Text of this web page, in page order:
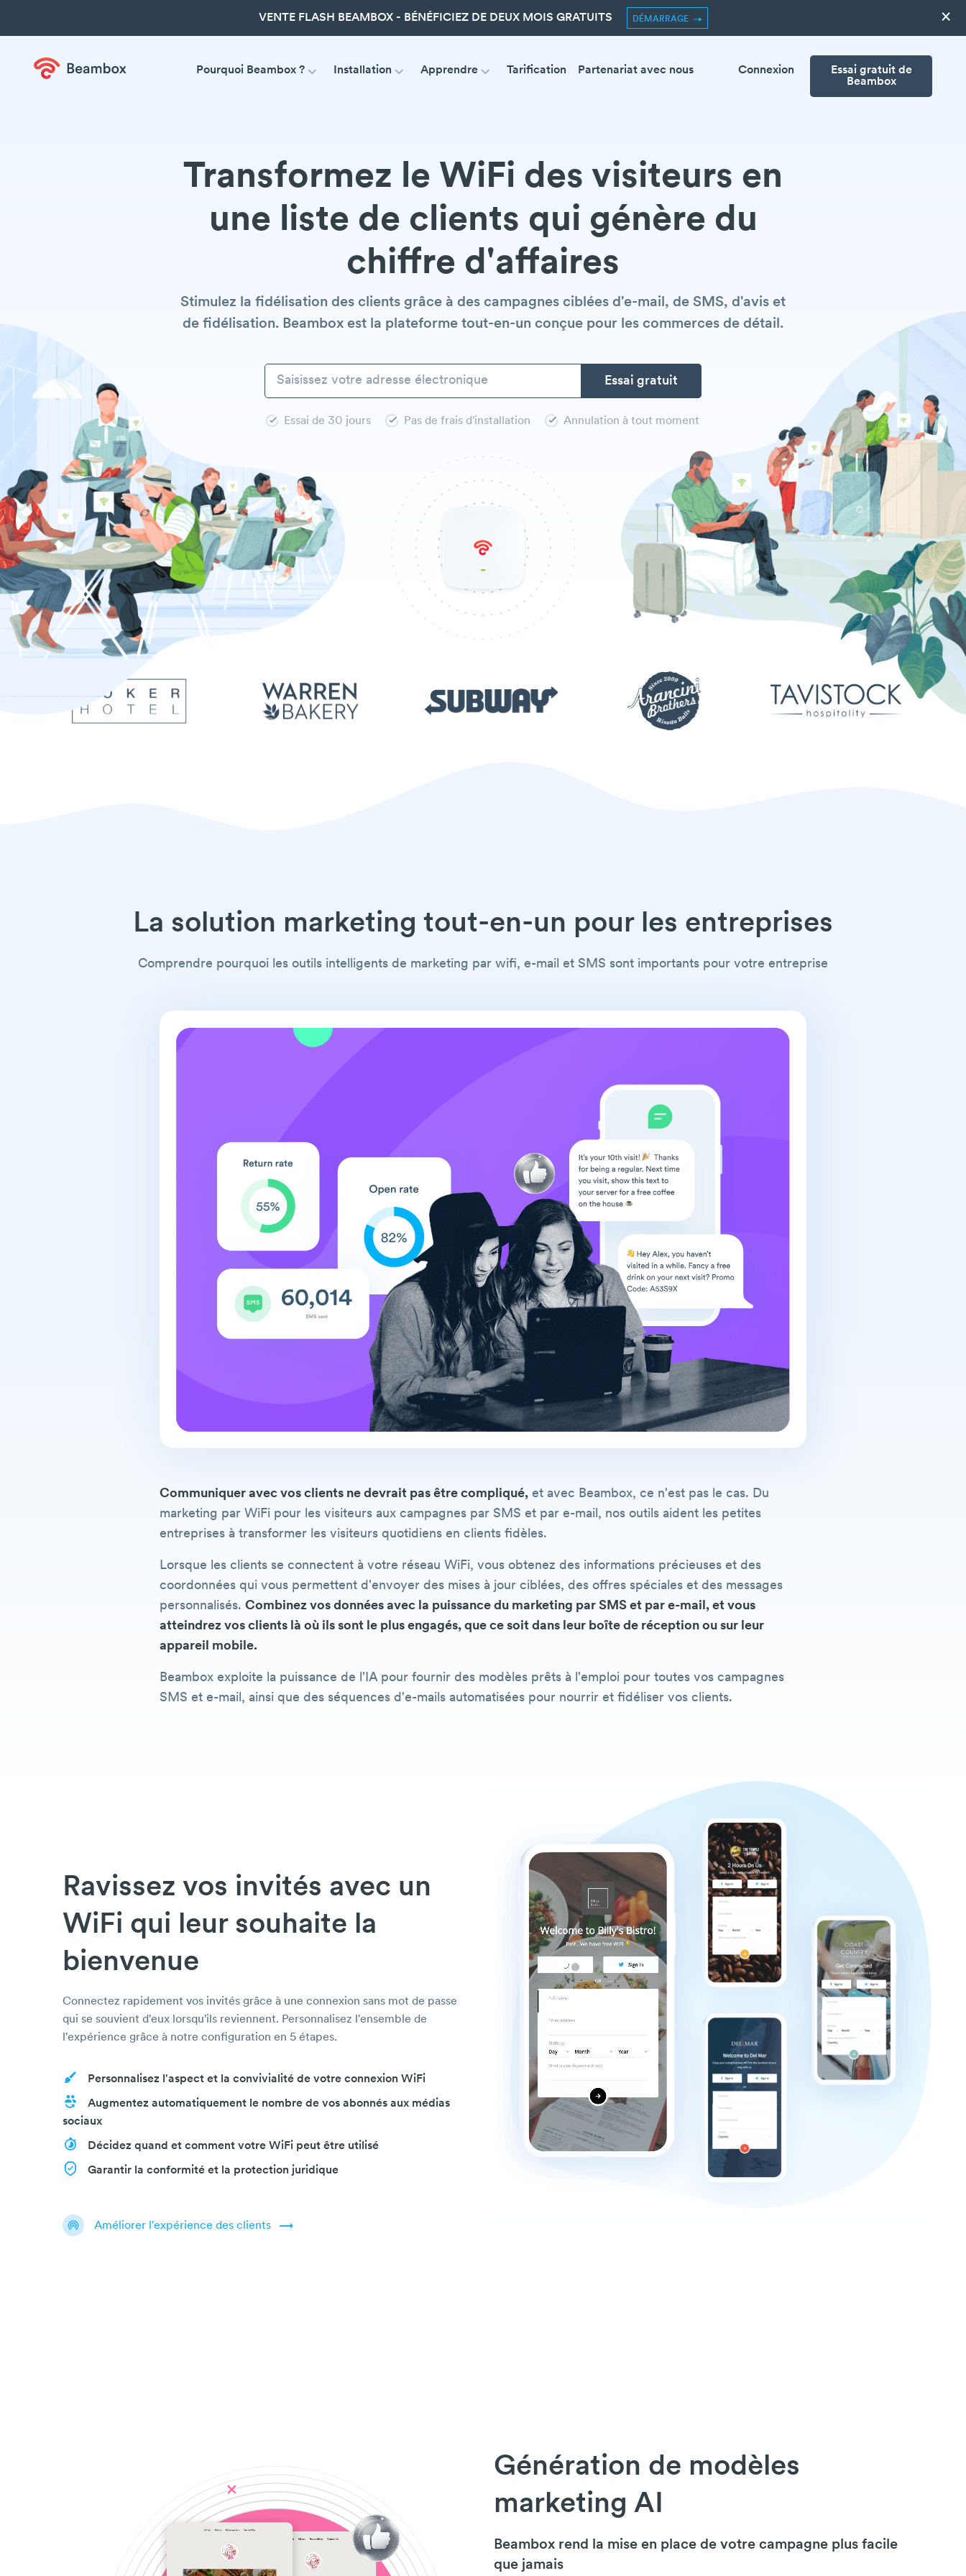
VENTE FLASH BEAMBOX - BÉNÉFICIEZ DE DEUX MOIS GRATUITS DÉMARRAGE ×
Pourquoi Beambox ? Installation Apprendre Tarification Partenariat avec nous
Essai gratuit de
Beambox
Connexion
Transformez le WiFi des visiteurs en
une liste de clients qui génère du
chiffre d'affaires
Stimulez la fidélisation des clients grâce à des campagnes ciblées d'e-mail, de SMS, d'avis et
de fidélisation. Beambox est la plateforme tout-en-un conçue pour les commerces de détail.
Essai de 30 jours Pas de frais d'installation Annulation à tout moment
La solution marketing tout-en-un pour les entreprises
Comprendre pourquoi les outils intelligents de marketing par wifi, e-mail et SMS sont importants pour votre entreprise
Communiquer avec vos clients ne devrait pas être compliqué, et avec Beambox, ce n'est pas le cas. Du
marketing par WiFi pour les visiteurs aux campagnes par SMS et par e-mail, nos outils aident les petites
entreprises à transformer les visiteurs quotidiens en clients fidèles.
Lorsque les clients se connectent à votre réseau WiFi, vous obtenez des informations précieuses et des
coordonnées qui vous permettent d'envoyer des mises à jour ciblées, des offres spéciales et des messages
personnalisés. Combinez vos données avec la puissance du marketing par SMS et par e-mail, et vous
atteindrez vos clients là où ils sont le plus engagés, que ce soit dans leur boîte de réception ou sur leur
appareil mobile.
Beambox exploite la puissance de l'IA pour fournir des modèles prêts à l'emploi pour toutes vos campagnes
SMS et e-mail, ainsi que des séquences d'e-mails automatisées pour nourrir et fidéliser vos clients.
Ravissez vos invités avec un
WiFi qui leur souhaite la
bienvenue
Connectez rapidement vos invités grâce à une connexion sans mot de passe
qui se souvient d'eux lorsqu'ils reviennent. Personnalisez l'ensemble de
l'expérience grâce à notre configuration en 5 étapes.
Personnalisez l'aspect et la convivialité de votre connexion WiFi
Augmentez automatiquement le nombre de vos abonnés aux médias
sociaux
Décidez quand et comment votre WiFi peut être utilisé
Garantir la conformité et la protection juridique
Améliorer l'expérience des clients
Génération de modèles
marketing AI
Beambox rend la mise en place de votre campagne plus facile
que jamais